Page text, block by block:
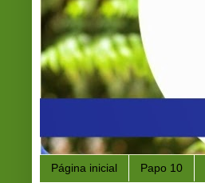
Página inicial Papo 10